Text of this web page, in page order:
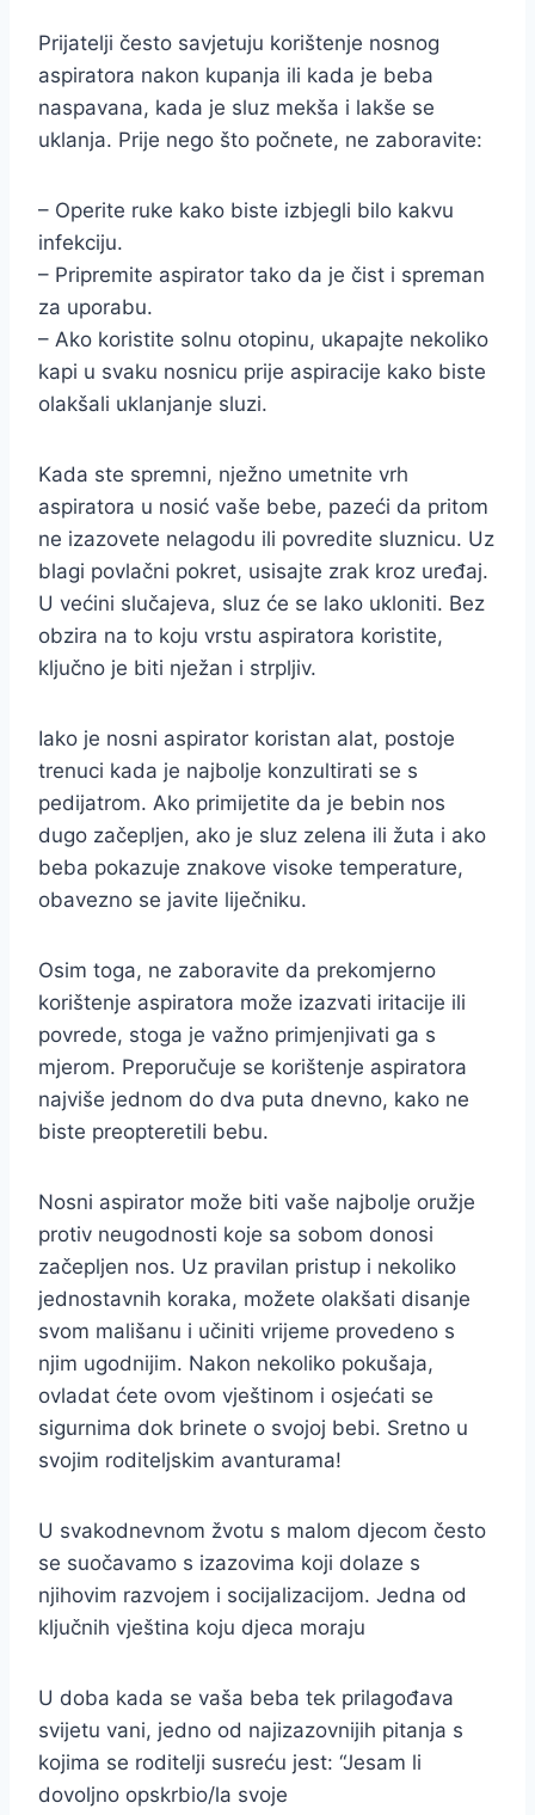
Prijatelji često savjetuju korištenje nosnog
aspiratora nakon kupanja ili kada je beba
naspavana, kada je sluz mekša i lakše se
uklanja. Prije nego što počnete, ne zaboravite:
– Operite ruke kako biste izbjegli bilo kakvu
infekciju.
– Pripremite aspirator tako da je čist i spreman
za uporabu.
– Ako koristite solnu otopinu, ukapajte nekoliko
kapi u svaku nosnicu prije aspiracije kako biste
olakšali uklanjanje sluzi.
Kada ste spremni, nježno umetnite vrh
aspiratora u nosić vaše bebe, pazeći da pritom
ne izazovete nelagodu ili povredite sluznicu. Uz
blagi povlačni pokret, usisajte zrak kroz uređaj.
U većini slučajeva, sluz će se lako ukloniti. Bez
obzira na to koju vrstu aspiratora koristite,
ključno je biti nježan i strpljiv.
Iako je nosni aspirator koristan alat, postoje
trenuci kada je najbolje konzultirati se s
pedijatrom. Ako primijetite da je bebin nos
dugo začepljen, ako je sluz zelena ili žuta i ako
beba pokazuje znakove visoke temperature,
obavezno se javite liječniku.
Osim toga, ne zaboravite da prekomjerno
korištenje aspiratora može izazvati iritacije ili
povrede, stoga je važno primjenjivati ga s
mjerom. Preporučuje se korištenje aspiratora
najviše jednom do dva puta dnevno, kako ne
biste preopteretili bebu.
Nosni aspirator može biti vaše najbolje oružje
protiv neugodnosti koje sa sobom donosi
začepljen nos. Uz pravilan pristup i nekoliko
jednostavnih koraka, možete olakšati disanje
svom mališanu i učiniti vrijeme provedeno s
njim ugodnijim. Nakon nekoliko pokušaja,
ovladat ćete ovom vještinom i osjećati se
sigurnima dok brinete o svojoj bebi. Sretno u
svojim roditeljskim avanturama!
U svakodnevnom žvotu s malom djecom često
se suočavamo s izazovima koji dolaze s
njihovim razvojem i socijalizacijom. Jedna od
ključnih vještina koju djeca moraju
U doba kada se vaša beba tek prilagođava
svijetu vani, jedno od najizazovnijih pitanja s
kojima se roditelji susreću jest: “Jesam li
dovoljno opskrbio/la svoje